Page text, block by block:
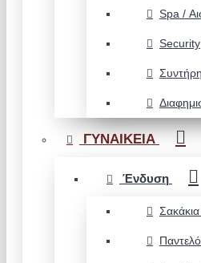
Spa /
Security
ΓΥΝΑΙΚΕΙΑ
Ένδυση